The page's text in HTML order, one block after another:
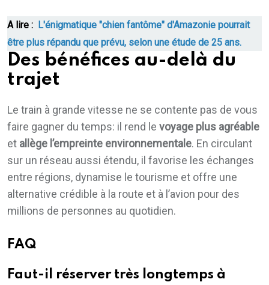
A lire : L'énigmatique "chien fantôme" d'Amazonie pourrait
être plus répandu que prévu, selon une étude de 25 ans.
Des bénéfices au-delà du
trajet
Le train à grande vitesse ne se contente pas de vous
faire gagner du temps: il rend le voyage plus agréable
et allège l’empreinte environnementale. En circulant
sur un réseau aussi étendu, il favorise les échanges
entre régions, dynamise le tourisme et offre une
alternative crédible à la route et à l’avion pour des
millions de personnes au quotidien.
FAQ
Faut-il réserver très longtemps à